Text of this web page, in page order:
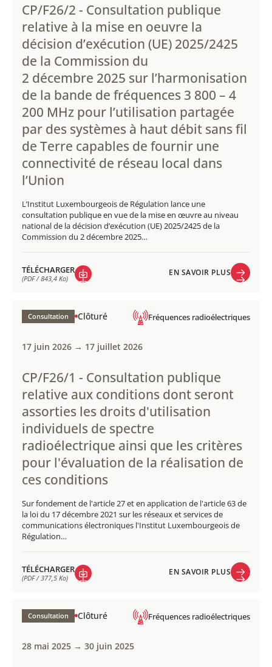
CP/F26/2 - Consultation publique
relative à la mise en oeuvre la
décision d’exécution (UE) 2025/2425
de la Commission du
2 décembre 2025 sur l’harmonisation
de la bande de fréquences 3 800 – 4
200 MHz pour l’utilisation partagée
par des systèmes à haut débit sans fil
de Terre capables de fournir une
connectivité de réseau local dans
l’Union
L’Institut Luxembourgeois de Régulation lance une
consultation publique en vue de la mise en œuvre au niveau
national de la décision d’exécution (UE) 2025/2425 de la
Commission du 2 décembre 2025…
TÉLÉCHARGER
(PDF / 843,4 Ko)
(PDF / 843,4 Ko)
EN SAVOIR PLUS
Consultation Clôturé Fréquences radioélectriques
17 juin 2026 → 17 juillet 2026
CP/F26/1 - Consultation publique
relative aux conditions dont seront
assorties les droits d'utilisation
individuels de spectre
radioélectrique ainsi que les critères
pour l'évaluation de la réalisation de
ces conditions
Sur fondement de l'article 27 et en application de l'article 63 de
la loi du 17 décembre 2021 sur les réseaux et services de
communications électroniques l'Institut Luxembourgeois de
Régulation…
TÉLÉCHARGER
(PDF / 377,5 Ko)
(PDF / 377,5 Ko)
EN SAVOIR PLUS
Consultation Clôturé Fréquences radioélectriques
28 mai 2025 → 30 juin 2025